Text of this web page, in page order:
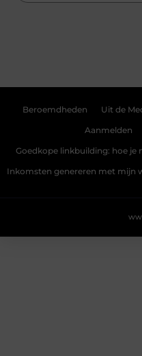
Beroemdheden Uit de
Aanmelden
Goedkope linkbuilding: hoe
Inkomsten genereren met mijn